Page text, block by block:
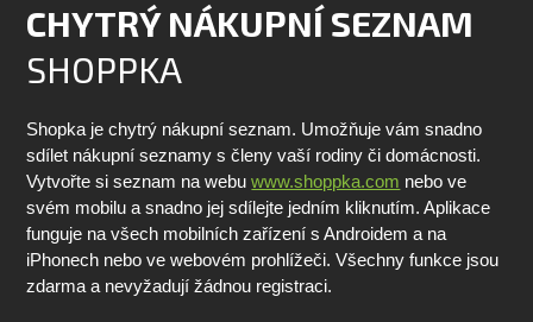
CHYTRÝ NÁKUPNÍ SEZNAM
SHOPPKA
Shopka je chytrý nákupní seznam. Umožňuje vám snadno
sdílet nákupní seznamy s členy vaší rodiny či domácnosti.
Vytvořte si seznam na webuwww.shoppka.com nebo ve
svém mobilu a snadno jej sdílejte jedním kliknutím. Aplikace
funguje na všech mobilních zařízení s Androidem a na
iPhonech nebo ve webovém prohlížeči. Všechny funkce jsou
zdarma a nevyžadují žádnou registraci.